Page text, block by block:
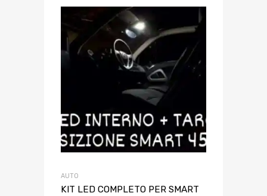
AUTO
KIT LED COMPLETO PER SMART